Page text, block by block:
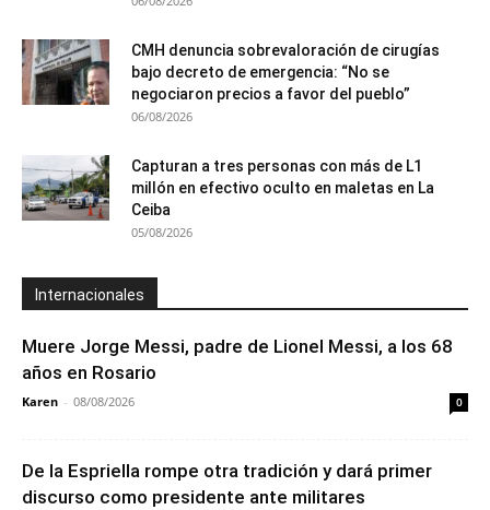
CMH denuncia sobrevaloración de cirugías
bajo decreto de emergencia: “No se
negociaron precios a favor del pueblo”
06/08/2026
Capturan a tres personas con más de L1
millón en efectivo oculto en maletas en La
Ceiba
05/08/2026
Internacionales
Muere Jorge Messi, padre de Lionel Messi, a los 68
años en Rosario
Karen - 08/08/2026 0
De la Espriella rompe otra tradición y dará primer
discurso como presidente ante militares